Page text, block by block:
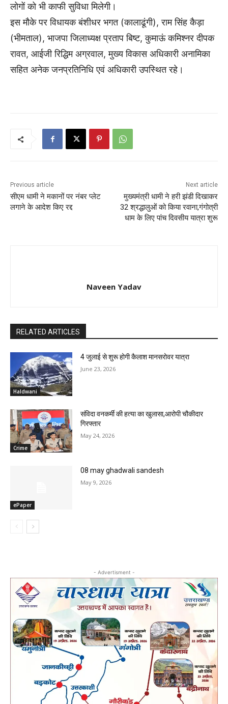
लोगों को भी काफी सुविधा मिलेगी।
इस मौके पर विधायक बंशीधर भगत (कालाढूंगी), राम सिंह कैड़ा
(भीमताल), भाजपा जिलाध्यक्ष प्रताप बिष्ट, कुमाऊं कमिश्नर दीपक
रावत, आईजी रिद्धिम अग्रवाल, मुख्य विकास अधिकारी अनामिका
सहित अनेक जनप्रतिनिधि एवं अधिकारी उपस्थित रहे।
Previous article
सीएम धामी ने मकानों पर नंबर प्लेट
लगाने के आदेश किए रद्द
Next article
मुख्यमंत्री धामी ने हरी झंडी दिखाकर
32 श्रद्धालुओं को किया रवाना,गंगोत्री
धाम के लिए पांच दिवसीय यात्रा शुरू
Naveen Yadav
RELATED ARTICLES
Haldwani
4 जुलाई से शुरू होगी कैलाश मानसरोवर यात्रा
June 23, 2026
Crime
संविदा वनकर्मी की हत्या का खुलासा,आरोपी चौकीदार
गिरफ्तार
May 24, 2026
ePaper
08 may ghadwali sandesh
May 9, 2026
- Advertisment -